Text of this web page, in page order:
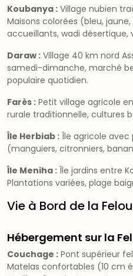
Koubanya : Village nubien
Maisons colorées (bleu,
accueillants, wadi désertique,
Daraw : Village 40 km nord
samedi-dimanche, marché
populaire quotidien.
Farès : Petit village agricole
rurale traditionnelle, cultures
Île Herbiab : Île agricole avec
(manguiers, citronniers,
Île Meniha : Île jardins entre
Plantations variées, plage
Vie à Bord de la
Hébergement sur la
Couchage : Pont supérieur
Matelas confortables (10 cm